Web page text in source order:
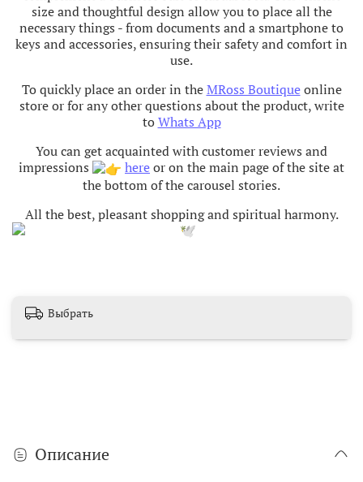
size and thoughtful design allow you to place all the
necessary things - from documents and a smartphone to
keys and accessories, ensuring their safety and comfort in
use.
To quickly place an order in the MRoss Boutiqueonline
store or for any other questions about the product, write
to Whats App
You can get acquainted with customer reviews and
impressions
hereor on the main page of the site at
the bottom of the carousel stories.
All the best, pleasant shopping and spiritual harmony.
Выбрать
Описание